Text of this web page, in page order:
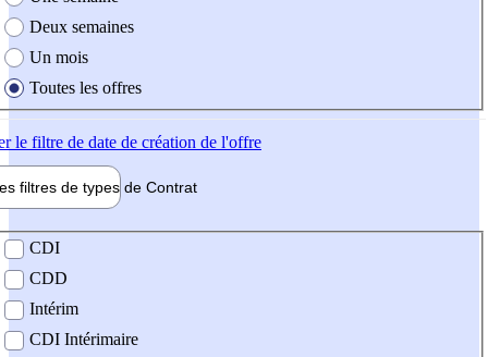
Deux semaines
Un mois
Toutes les offres
le filtre de date de création de l'offre
filtres de types de Contrat
contrat
CDI
CDD
Intérim
CDI Intérimaire